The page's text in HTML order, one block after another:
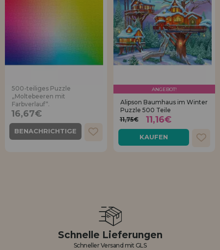
500-teiliges Puzzle
„Moltebeeren mit
Farbverlauf“.
16,67€
BENACHRICHTIGE
ANGEBOT!
Alipson Baumhaus im Winter
Puzzle 500 Teile
11,75€
11,16€
KAUFEN
Schnelle Lieferungen
Schneller Versand mit GLS